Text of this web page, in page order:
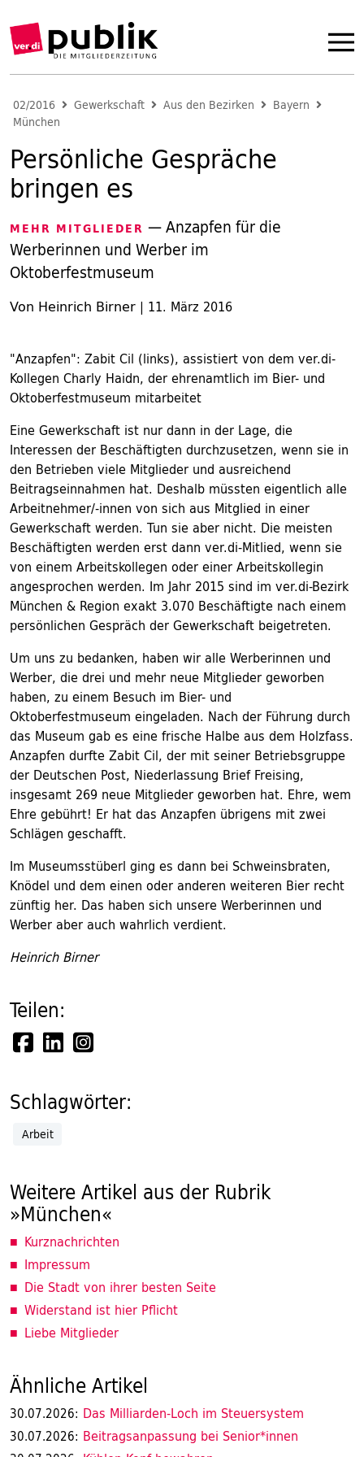
02/2016 Gewerkschaft Aus den Bezirken
Bayern
München
Persönliche Gespräche
bringen es
MEHR MITGLIEDER — Anzapfen für die
Werberinnen und Werber im
Oktoberfestmuseum
Von Heinrich Birner | 11. März 2016
"Anzapfen": Zabit Cil (links), assistiert von dem ver.di-
Kollegen Charly Haidn, der ehrenamtlich im Bier- und
Oktoberfestmuseum mitarbeitet
Eine Gewerkschaft ist nur dann in der Lage, die
Interessen der Beschäftigten durchzusetzen, wenn sie in
den Betrieben viele Mitglieder und ausreichend
Beitragseinnahmen hat. Deshalb müssten eigentlich alle
Arbeitnehmer/-innen von sich aus Mitglied in einer
Gewerkschaft werden. Tun sie aber nicht. Die meisten
Beschäftigten werden erst dann ver.di-Mitlied, wenn sie
von einem Arbeitskollegen oder einer Arbeitskollegin
angesprochen werden. Im Jahr 2015 sind im ver.di-Bezirk
München & Region exakt 3.070 Beschäftigte nach einem
persönlichen Gespräch der Gewerkschaft beigetreten.
Um uns zu bedanken, haben wir alle Werberinnen und
Werber, die drei und mehr neue Mitglieder geworben
haben, zu einem Besuch im Bier- und
Oktoberfestmuseum eingeladen. Nach der Führung durch
das Museum gab es eine frische Halbe aus dem Holzfass.
Anzapfen durfte Zabit Cil, der mit seiner Betriebsgruppe
der Deutschen Post, Niederlassung Brief Freising,
insgesamt 269 neue Mitglieder geworben hat. Ehre, wem
Ehre gebührt! Er hat das Anzapfen übrigens mit zwei
Schlägen geschafft.
Im Museumsstüberl ging es dann bei Schweinsbraten,
Knödel und dem einen oder anderen weiteren Bier recht
zünftig her. Das haben sich unsere Werberinnen und
Werber aber auch wahrlich verdient.
Heinrich Birner
Teilen:
Schlagwörter:
Arbeit
Weitere Artikel aus der Rubrik
»München«
Kurznachrichten
Impressum
Die Stadt von ihrer besten Seite
Widerstand ist hier Pflicht
Liebe Mitglieder
Ähnliche Artikel
30.07.2026: Das Milliarden-Loch im Steuersystem
30.07.2026: Beitragsanpassung bei Senior*innen